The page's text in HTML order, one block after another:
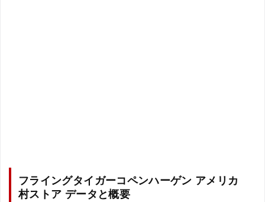
フライングタイガーコペンハーゲン アメリカ
村ストア データと概要